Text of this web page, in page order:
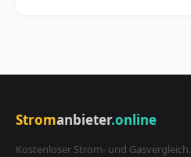
Stromanbieter.online
Kostenloser Strom- und Gasvergleich.